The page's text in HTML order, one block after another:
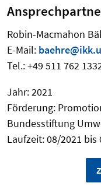
Robin-Macmahon
E-Mail:
Tel.: +49 511 762
Jahr: 2021
Förderung:
Bundesstiftung
Laufzeit: 08/2021 bis